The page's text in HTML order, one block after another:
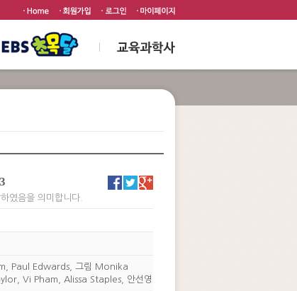
였음을 의미합니다.
Paul Edwards, 그림 Monika
Vi Pham, Alissa Staples, 안선영